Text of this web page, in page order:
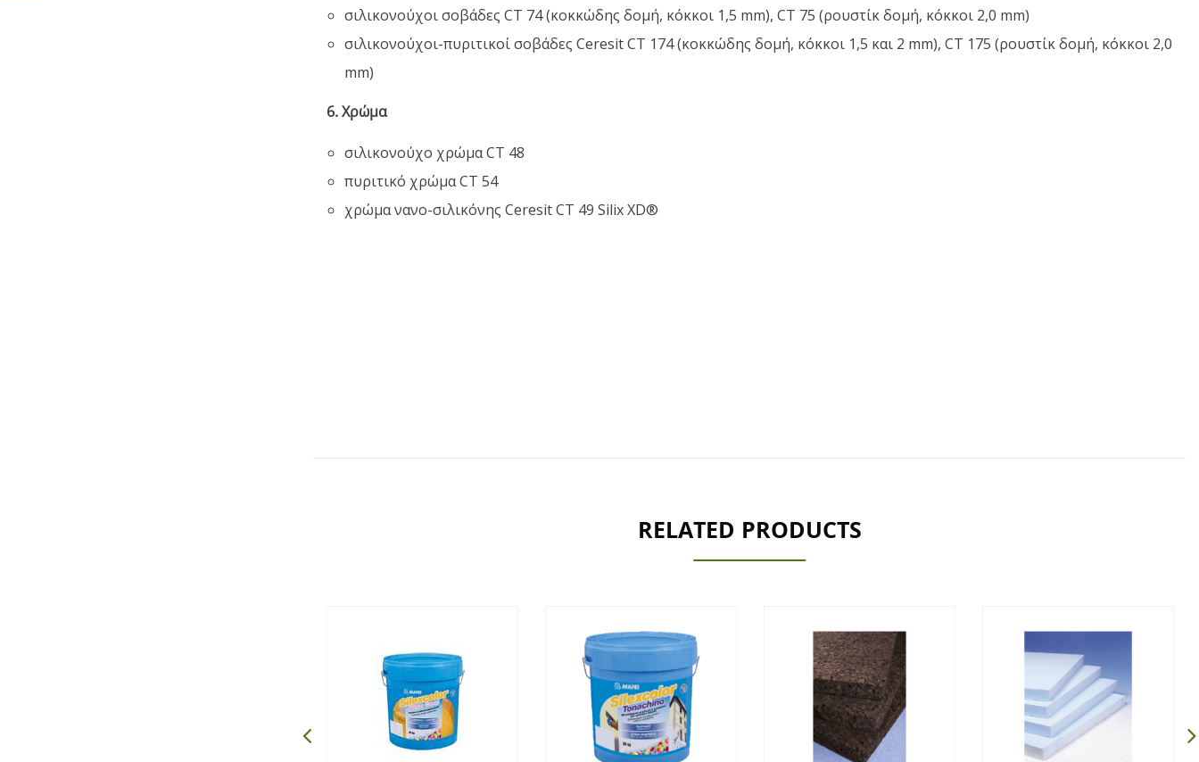
σιλικονούχοι σοβάδες CT 74 (κοκκώδης δομή, κόκκοι 1,5 mm), CT 75 (ρουστίκ δομή, κόκκοι 2,0 mm)
σιλικονούχοι-πυριτικοί σοβάδες Ceresit CT 174 (κοκκώδης δομή, κόκκοι 1,5 και 2 mm), CT 175 (ρουστίκ δομή, κόκκοι 2,0
mm)
6. Χρώμα
σιλικονούχο χρώμα CT 48
πυριτικό χρώμα CT 54
χρώμα νανο-σιλικόνης Ceresit CT 49 Silix XD®
RELATED PRODUCTS